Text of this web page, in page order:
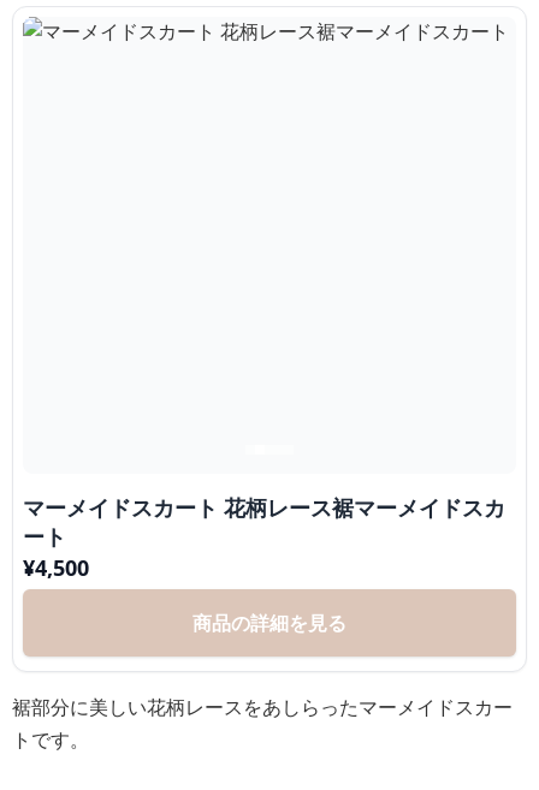
マーメイドスカート 花柄レース裾マーメイドスカ
ート
¥4,500
商品の詳細を見る
裾部分に美しい花柄レースをあしらったマーメイドスカー
トです。